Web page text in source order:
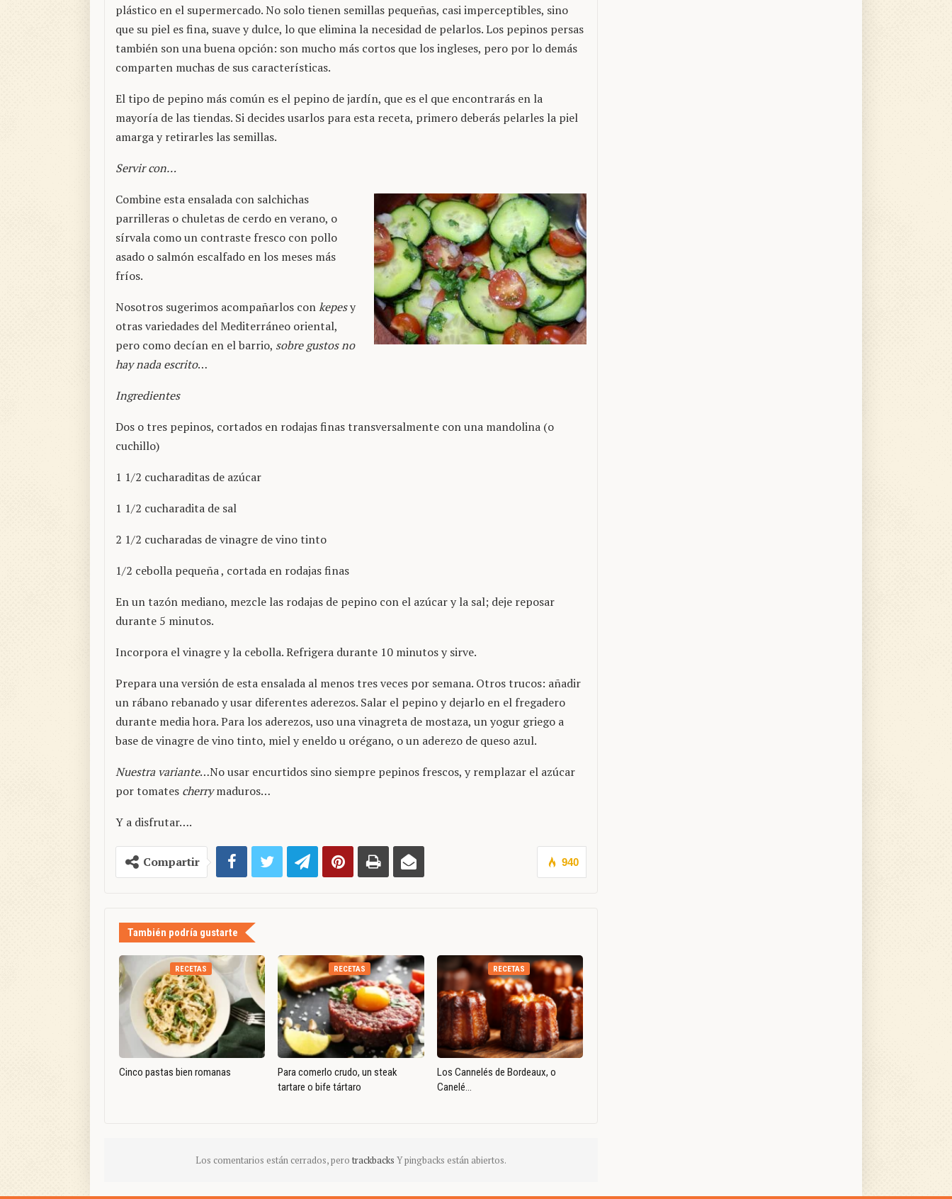
plástico en el supermercado. No solo tienen semillas pequeñas, casi imperceptibles, sino
que su piel es fina, suave y dulce, lo que elimina la necesidad de pelarlos. Los pepinos persas
también son una buena opción: son mucho más cortos que los ingleses, pero por lo demás
comparten muchas de sus características.
El tipo de pepino más común es el pepino de jardín, que es el que encontrarás en la
mayoría de las tiendas. Si decides usarlos para esta receta, primero deberás pelarles la piel
amarga y retirarles las semillas.
Servir con…
Combine esta ensalada con salchichas
parrilleras o chuletas de cerdo en verano, o
sírvala como un contraste fresco con pollo
asado o salmón escalfado en los meses más
fríos.
Nosotros sugerimos acompañarlos conkepesy
otras variedades del Mediterráneo oriental,
pero como decían en el barrio, sobre gustos no
hay nada escrito…
Ingredientes
Dos o tres pepinos, cortados en rodajas finas transversalmente con una mandolina (o
cuchillo)
1 1/2 cucharaditas de azúcar
1 1/2 cucharadita de sal
2 1/2 cucharadas de vinagre de vino tinto
1/2 cebolla pequeña , cortada en rodajas finas
En un tazón mediano, mezcle las rodajas de pepino con el azúcar y la sal; deje reposar
durante 5 minutos.
Incorpora el vinagre y la cebolla. Refrigera durante 10 minutos y sirve.
Prepara una versión de esta ensalada al menos tres veces por semana. Otros trucos: añadir
un rábano rebanado y usar diferentes aderezos. Salar el pepino y dejarlo en el fregadero
durante media hora. Para los aderezos, uso una vinagreta de mostaza, un yogur griego a
base de vinagre de vino tinto, miel y eneldo u orégano, o un aderezo de queso azul.
Nuestra variante…No usar encurtidos sino siempre pepinos frescos, y remplazar el azúcar
por tomates cherrymaduros…
Y a disfrutar….
940
Compartir
También podría gustarte
RECETAS
Cinco pastas bien romanas
RECETAS
Para comerlo crudo, un steak
tartare o bife tártaro
RECETAS
Los Cannelés de Bordeaux, o
Canelé…
Los comentarios están cerrados, pero trackbacks Y pingbacks están abiertos.